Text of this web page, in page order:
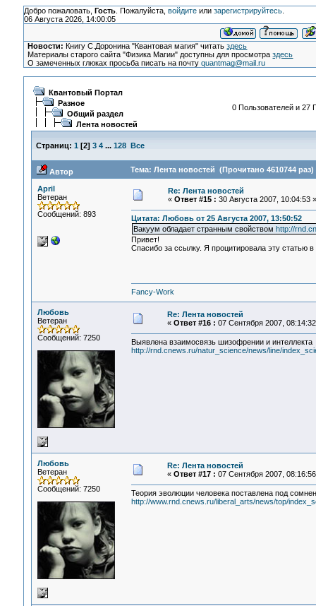
Добро пожаловать, Гость. Пожалуйста, войдитеили зарегистрируйтесь.
06 Августа 2026, 14:00:05
Новости: Книгу С.Доронина "Квантовая магия" читатьздесь
Материалы старого сайта "Физика Магии" доступны для просмотраздесь
О замеченных глюках просьба писать на почтуquantmag@mail.ru
Квантовый Портал
Разное
Общий раздел
Лента новостей
0 Пользователей и 27
Страниц: 1 [2] 3 4 ... 128 Все
Автор Тема: Лента новостей (Прочитано 4610744 раз)
April
Ветеран
Сообщений: 893
Re: Лента новостей
« Ответ #15 : 30 Августа 2007, 10:04:53 »
Цитата: Любовь от 25 Августа 2007, 13:50:52
Вакуум обладает странным свойством http://
Привет!
Спасибо за ссылку. Я процитировала эту статью
Fancy-Work
Любовь
Ветеран
Сообщений: 7250
Re: Лента новостей
« Ответ #16 : 07 Сентября 2007,
Выявлена взаимосвязь шизофрении и интеллекта
http://rnd.cnews.ru/natur_science/news/line/
Любовь
Ветеран
Сообщений: 7250
Re: Лента новостей
« Ответ #17 : 07 Сентября 2007,
Теория эволюции человека поставлена под
http://www.rnd.cnews.ru/liberal_arts/news/top/